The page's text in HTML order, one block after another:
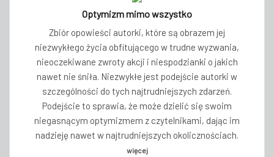
Optymizm mimo wszystko
Zbiór opowieści autorki, które są obrazem jej
niezwykłego życia obfitującego w trudne wyzwania,
nieoczekiwane zwroty akcji i niespodzianki o jakich
nawet nie śniła. Niezwykłe jest podejście autorki w
szczególności do tych najtrudniejszych zdarzeń.
Podejście to sprawia, że może dzielić się swoim
niegasnącym optymizmem z czytelnikami, dając im
nadzieję nawet w najtrudniejszych okolicznościach.
więcej